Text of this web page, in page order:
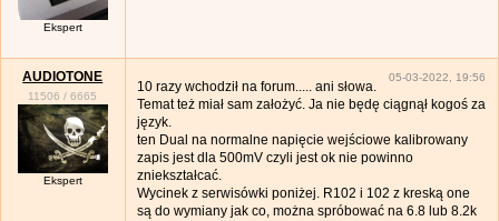
Ekspert
AUDIOTONE
11506 /6665
Ekspert
05-03-2022, 19:56
10 razy wchodził na forum..... ani słowa.
Temat też miał sam założyć. Ja nie będę ciągnął kogoś za
język.
ten Dual na normalne napięcie wejściowe kalibrowany
zapis jest dla 500mV czyli jest ok nie powinno
zniekształcać.
Wycinek z serwisówki poniżej. R102 i 102 z kreską one
są do wymiany jak co, można spróbować na 6.8 lub 8.2k